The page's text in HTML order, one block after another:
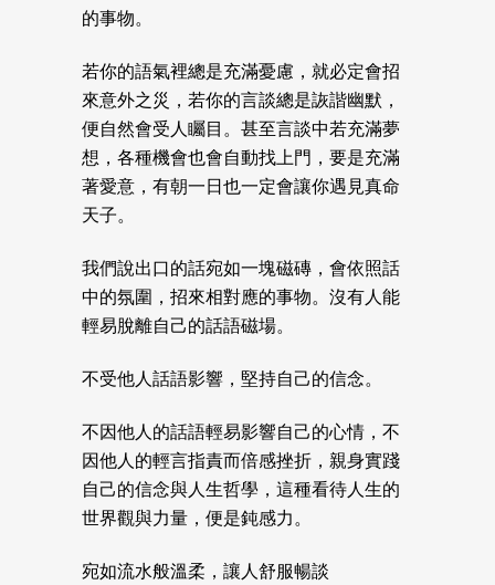
的事物。
若你的語氣裡總是充滿憂慮，就必定會招
來意外之災，若你的言談總是詼諧幽默，
便自然會受人矚目。甚至言談中若充滿夢
想，各種機會也會自動找上門，要是充滿
著愛意，有朝一日也一定會讓你遇見真命
天子。
我們說出口的話宛如一塊磁磚，會依照話
中的氛圍，招來相對應的事物。沒有人能
輕易脫離自己的話語磁場。
不受他人話語影響，堅持自己的信念。
不因他人的話語輕易影響自己的心情，不
因他人的輕言指責而倍感挫折，親身實踐
自己的信念與人生哲學，這種看待人生的
世界觀與力量，便是鈍感力。
宛如流水般溫柔，讓人舒服暢談